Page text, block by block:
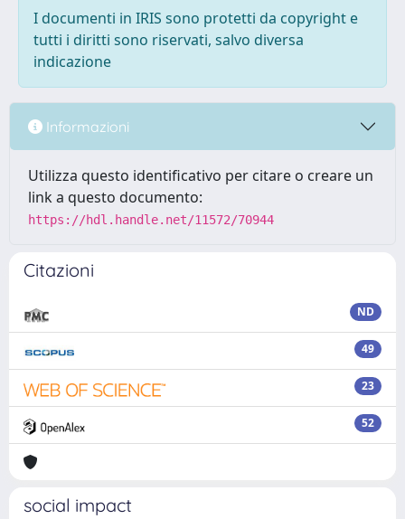
I documenti in IRIS sono protetti da copyright e
tutti i diritti sono riservati, salvo diversa
indicazione
Informazioni
Utilizza questo identificativo per citare o creare un
link a questo documento:
https://hdl.handle.net/11572/70944
Citazioni
ND
49
23
52
social impact